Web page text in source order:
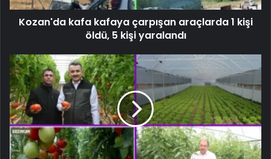
Kozan'da kafa kafaya çarpışan araçlarda 1 kişi
öldü, 5 kişi yaralandı